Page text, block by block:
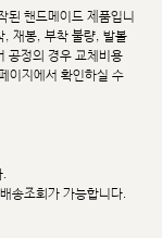
된 핸드메이드 제품입니
, 재봉, 부착 불량, 발볼
공정의 경우 교체비용
이지에서 확인하실 수
.
송조회가 가능합니다.